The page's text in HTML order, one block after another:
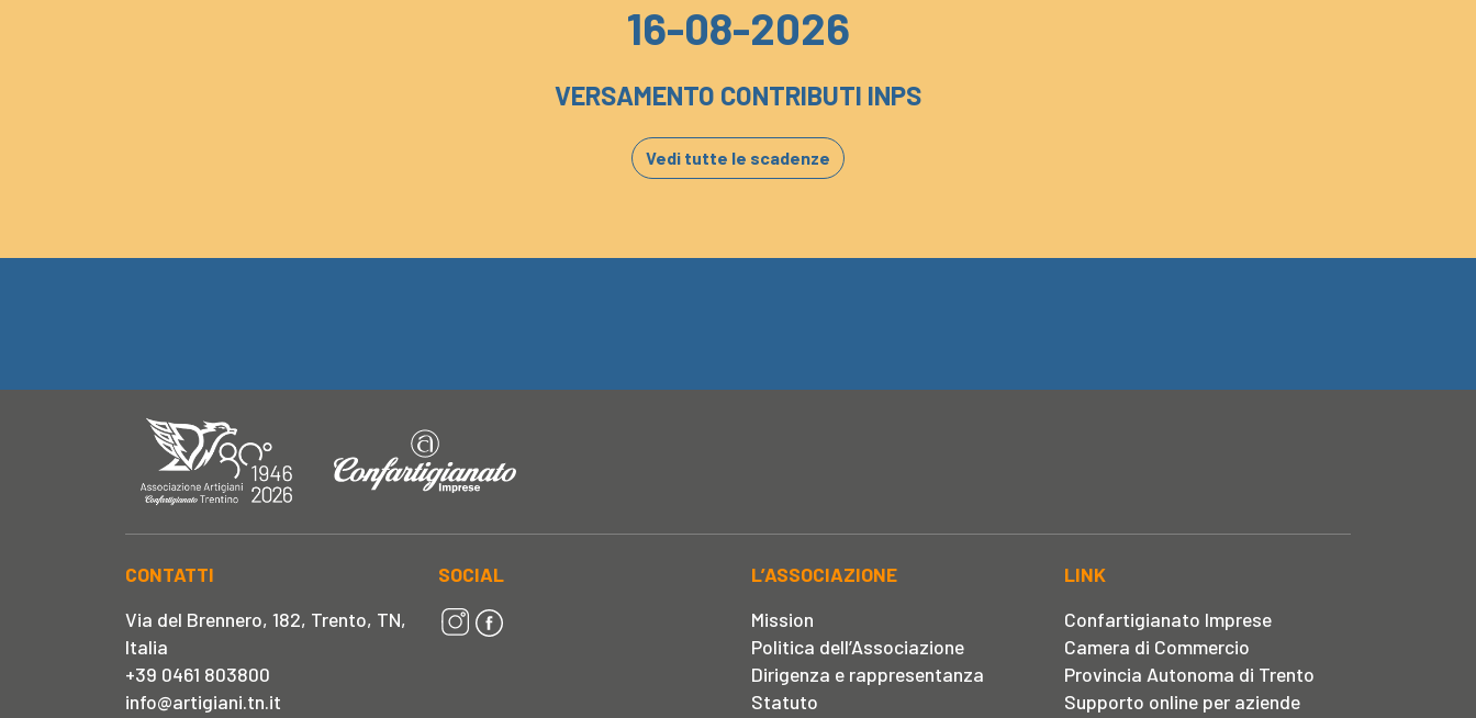
16-08-2026
VERSAMENTO CONTRIBUTI INPS
Vedi tutte le scadenze
CONTATTI
Via del Brennero, 182, Trento, TN,
Italia
+39 0461 803800
info@artigiani.tn.it
SOCIAL
L’ASSOCIAZIONE
Mission
Politica dell’Associazione
Dirigenza e rappresentanza
Statuto
LINK
Confartigianato Imprese
Camera di Commercio
Provincia Autonoma di Trento
Supporto online per aziende